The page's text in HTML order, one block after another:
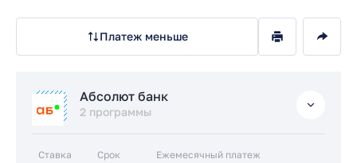
Платеж меньше
Абсолют банк
2 программы
Ставка Срок Ежемесячный платеж